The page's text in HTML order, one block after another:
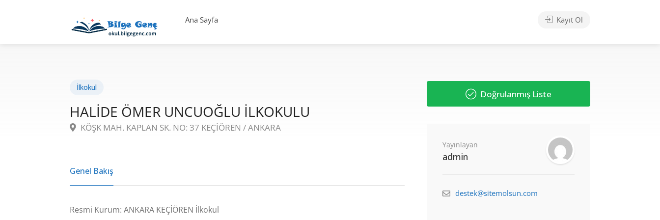
Ana Sayfa Kayıt Ol
İlkokul
HALİDE ÖMER UNCUOĞLU İLKOKULU
KÖŞK MAH. KAPLAN SK. NO: 37 KEÇİÖREN / ANKARA
Genel Bakış
Resmi Kurum: ANKARA KEÇİÖREN İlkokul
Doğrulanmış Liste
Yayınlayan
admin
destek@sitemolsun.com